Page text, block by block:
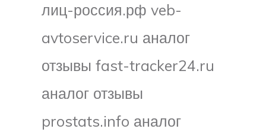
лиц-россия.рф veb-
avtoservice.ru аналог
отзывы fast-tracker24.ru
аналог отзывы
prostats.info аналог